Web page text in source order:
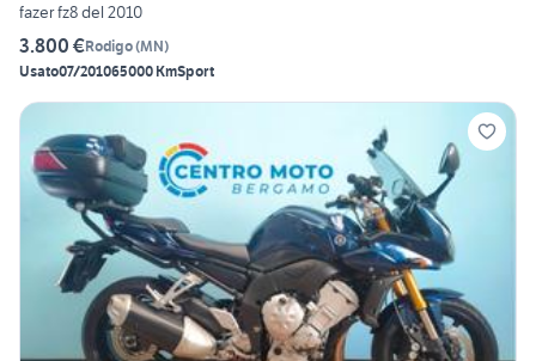
fazer fz8 del 2010
3.800 €Rodigo(MN)
Usato07/201065000 KmSport